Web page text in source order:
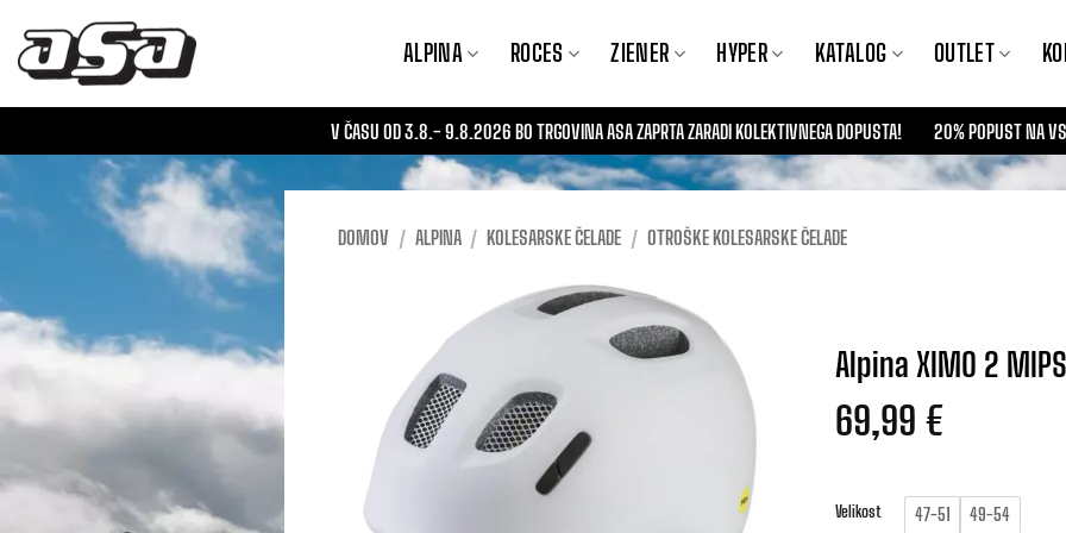
vsebino
ALPINA ROCES ZIENER HYPER KATALOG OUTLET
V ČASU OD 3.8.- 9.8.2026 BO TRGOVINA ASA ZAPRTA ZARADI KOLEKTIVNEGA DOPUSTA! 20% POPUST NA
DOMOV / ALPINA / KOLESARSKE ČELADE / OTROŠKE KOLESARSKE ČELADE
Alpina XIMO 2 MIPS
69,99 €
Velikost 47-51 49-54